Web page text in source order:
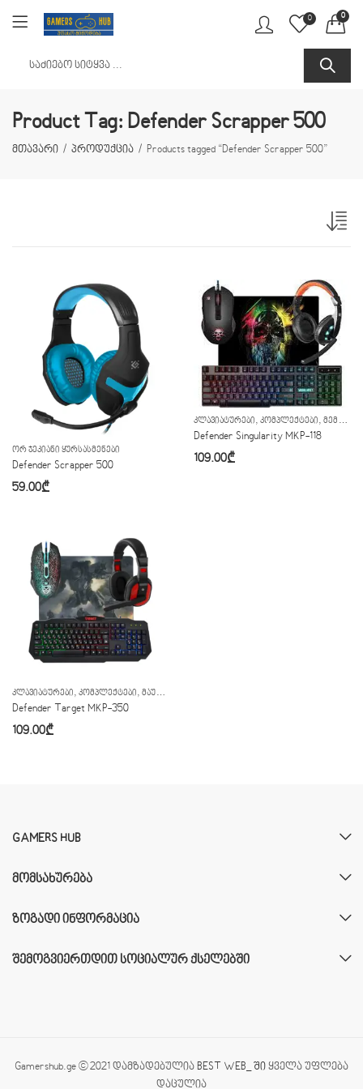
0 0
Product Tag: Defender Scrapper 500
მთავარი პროდუქცია Products tagged “Defender Scrapper 500”
ᲝᲠ ᲯᲔᲙᲘᲐᲜᲘ ᲧᲣᲠᲡᲐᲡᲛᲔᲜᲔᲑᲘ
Defender Scrapper 500
59.00₾
ᲙᲚᲐᲕᲘᲐᲢᲣᲠᲔᲑᲘ, ᲙᲝᲛᲞᲚᲔᲥᲢᲔᲑᲘ, ᲛᲔᲛᲑᲠᲐᲜᲣᲚᲘ ᲙᲚᲐᲕᲘᲐᲢᲣᲠᲐ
Defender Singularity MKP-118
109.00₾
ᲙᲚᲐᲕᲘᲐᲢᲣᲠᲔᲑᲘ, ᲙᲝᲛᲞᲚᲔᲥᲢᲔᲑᲘ, ᲛᲐᲣᲡᲔᲑᲘ
Defender Target MKP-350
109.00₾
GAMERS HUB
ᲛᲝᲛᲡᲐᲮᲣᲠᲔᲑᲐ
ᲖᲝᲒᲐᲓᲘ ᲘᲜᲤᲝᲠᲛᲐᲪᲘᲐ
ᲨᲔᲛᲝᲒᲕᲘᲔᲠᲗᲓᲘᲗ ᲡᲝᲪᲘᲐᲚᲣᲠ ᲥᲡᲔᲚᲔᲑᲨᲘ
Gamershub.ge © 2021 დამზადებულია BEST WEB_ ში ყველა უფლება
დაცულია